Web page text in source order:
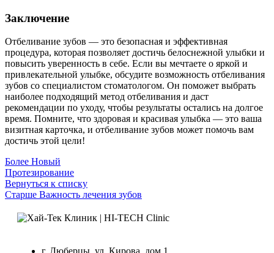
Заключение
Отбеливание зубов — это безопасная и эффективная
процедура, которая позволяет достичь белоснежной улыбки и
повысить уверенность в себе. Если вы мечтаете о яркой и
привлекательной улыбке, обсудите возможность отбеливания
зубов со специалистом стоматологом. Он поможет выбрать
наиболее подходящий метод отбеливания и даст
рекомендации по уходу, чтобы результаты остались на долгое
время. Помните, что здоровая и красивая улыбка — это ваша
визитная карточка, и отбеливание зубов может помочь вам
достичь этой цели!
Более Новый
Протезирование
Вернуться к списку
Старше Важность лечения зубов